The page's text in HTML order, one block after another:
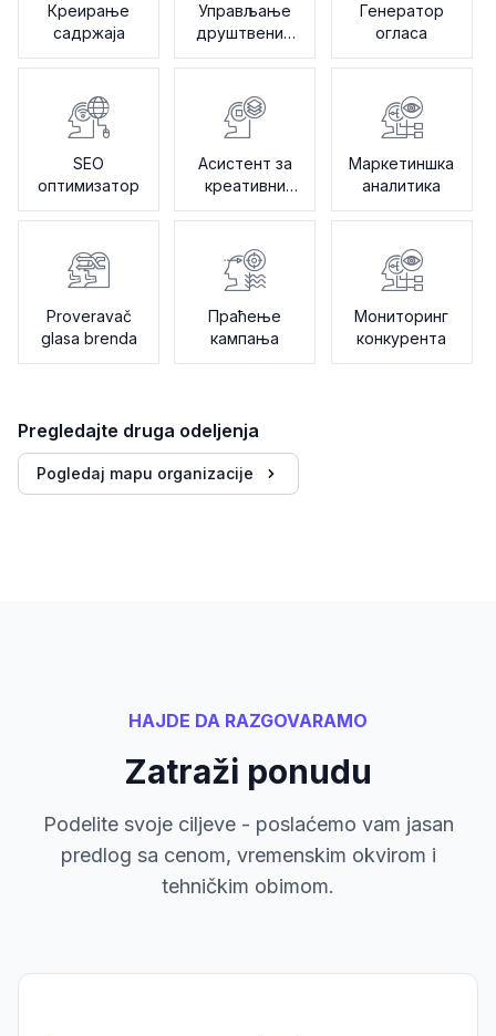
Креирање
садржаја
Управљање
друштвеним
мрежама
Генератор
огласа
SEO
оптимизатор
Асистент за
креативни
бриф
Маркетиншка
аналитика
Proveravač
glasa brenda
Праћење
кампања
Мониторинг
конкурента
Pregledajte druga odeljenja
Pogledaj mapu organizacije
HAJDE DA RAZGOVARAMO
Zatraži ponudu
Podelite svoje ciljeve - poslaćemo vam jasan
predlog sa cenom, vremenskim okvirom i
tehničkim obimom.